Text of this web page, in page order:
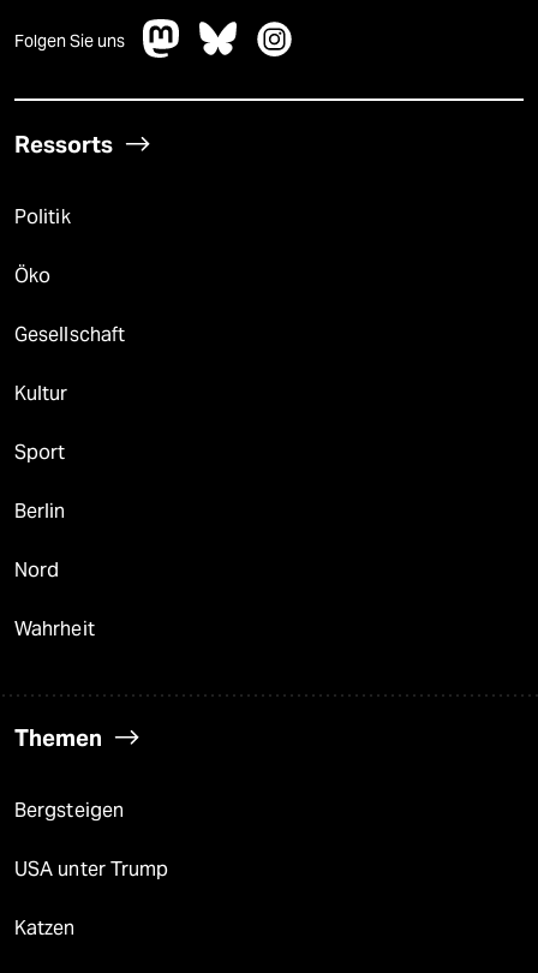
Folgen Sie uns
Ressorts
Politik
Öko
Gesellschaft
Kultur
Sport
Berlin
Nord
Wahrheit
Themen
Bergsteigen
USA unter Trump
Katzen